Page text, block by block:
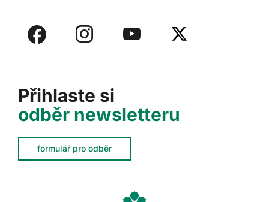
Přihlaste si
odběr newsletteru
formulář pro odběr